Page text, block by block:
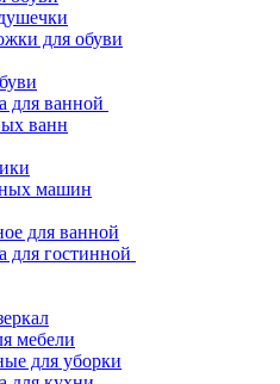
для обуви
для ванной
ванн
машин
для ванной
для гостинной
мебели
для уборки